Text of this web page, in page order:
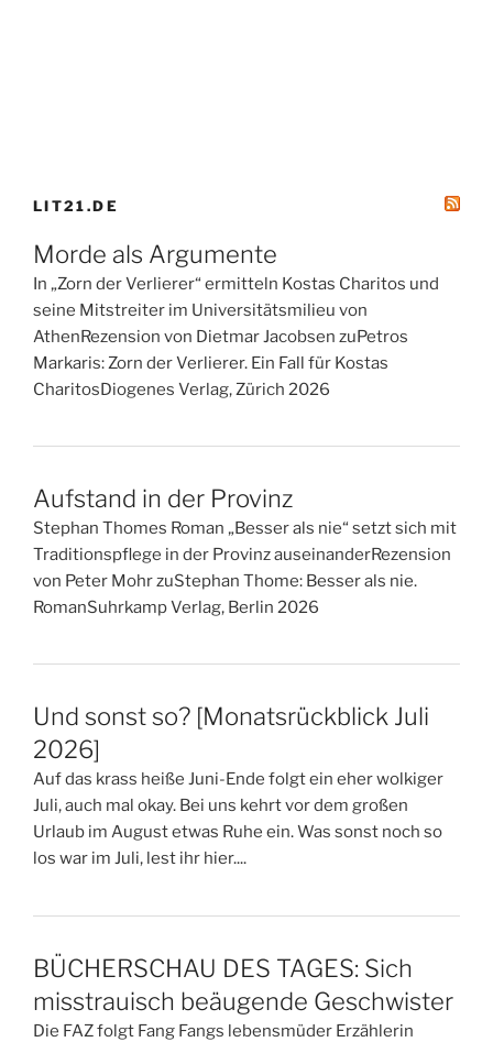
LIT21.DE
Morde als Argumente
In „Zorn der Verlierer“ ermitteln Kostas Charitos und
seine Mitstreiter im Universitätsmilieu von
AthenRezension von Dietmar Jacobsen zuPetros
Markaris: Zorn der Verlierer. Ein Fall für Kostas
CharitosDiogenes Verlag, Zürich 2026
Aufstand in der Provinz
Stephan Thomes Roman „Besser als nie“ setzt sich mit
Traditionspflege in der Provinz auseinanderRezension
von Peter Mohr zuStephan Thome: Besser als nie.
RomanSuhrkamp Verlag, Berlin 2026
Und sonst so? [Monatsrückblick Juli
2026]
Auf das krass heiße Juni-Ende folgt ein eher wolkiger
Juli, auch mal okay. Bei uns kehrt vor dem großen
Urlaub im August etwas Ruhe ein. Was sonst noch so
los war im Juli, lest ihr hier....
BÜCHERSCHAU DES TAGES: Sich
misstrauisch beäugende Geschwister
Die FAZ folgt Fang Fangs lebensmüder Erzählerin